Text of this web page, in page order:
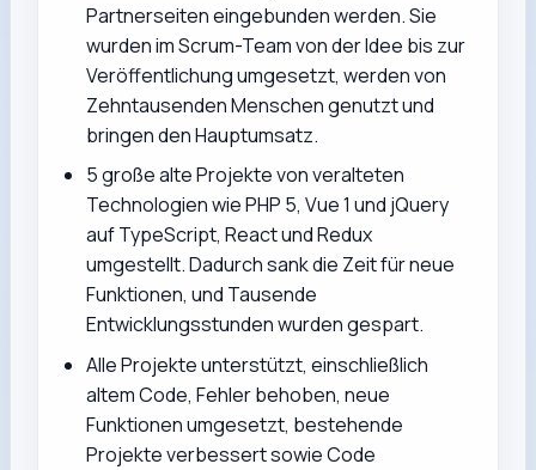
Partnerseiten eingebunden werden. Sie
wurden im Scrum-Team von der Idee bis zur
Veröffentlichung umgesetzt, werden von
Zehntausenden Menschen genutzt und
bringen den Hauptumsatz.
5 große alte Projekte von veralteten
Technologien wie PHP 5, Vue 1 und jQuery
auf TypeScript, React und Redux
umgestellt. Dadurch sank die Zeit für neue
Funktionen, und Tausende
Entwicklungsstunden wurden gespart.
Alle Projekte unterstützt, einschließlich
altem Code, Fehler behoben, neue
Funktionen umgesetzt, bestehende
Projekte verbessert sowie Code